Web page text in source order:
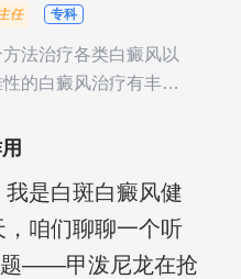
任 专科
法治疗各类白癜风以
的白癜风治疗有丰富
，并对白癜风患者的
患者康复。
是白斑白癜风健
咱们聊聊一个听
题——甲泼尼龙在抢